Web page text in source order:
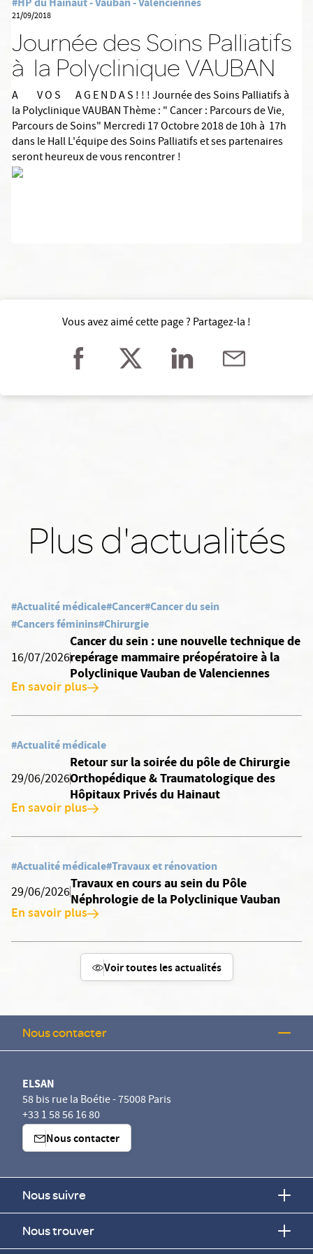
21/09/2018
Journée des Soins Palliatifs
à la Polyclinique VAUBAN
A V O S A G E N D A S ! ! ! Journée des Soins Palliatifs à
la Polyclinique VAUBAN Thème : " Cancer : Parcours de Vie,
Parcours de Soins" Mercredi 17 Octobre 2018 de 10h à 17h
dans le Hall L'équipe des Soins Palliatifs et ses partenaires
seront heureux de vous rencontrer !
Vous avez aimé cette page ? Partagez-la !
Plus d'actualités
#Actualité médicale#Cancer#Cancer du sein
#Cancers féminins#Chirurgie
16/07/2026
Cancer du sein : une nouvelle technique de
repérage mammaire préopératoire à la
Polyclinique Vauban de Valenciennes
En savoir plus
#Actualité médicale
29/06/2026
Retour sur la soirée du pôle de Chirurgie
Orthopédique & Traumatologique des
Hôpitaux Privés du Hainaut
En savoir plus
#Actualité médicale#Travaux et rénovation
29/06/2026
Travaux en cours au sein du Pôle
Néphrologie de la Polyclinique Vauban
En savoir plus
Voir toutes les actualités
Nous contacter
ELSAN
58 bis rue la Boétie - 75008 Paris
+33 1 58 56 16 80
Nous contacter
Nous suivre
Nous trouver